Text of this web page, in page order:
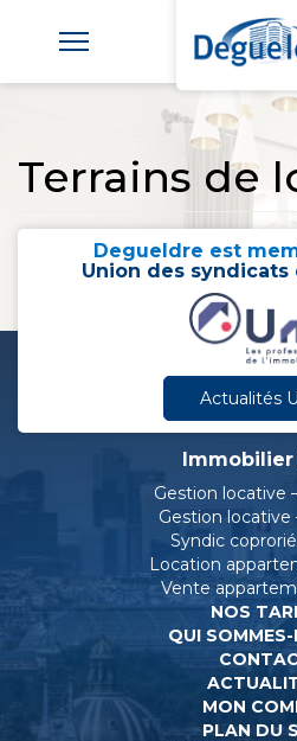
Terrains de
Degueldre est
Union des
Actualités
Immobilier
Gestion locative
Gestion locative
Syndic
Location
Vente
NOS
QUI
MON
PLAN DU